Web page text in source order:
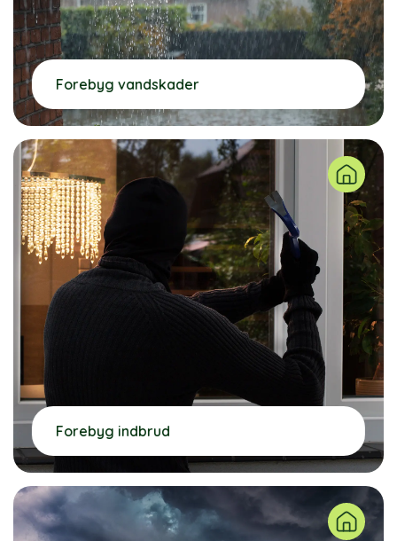
Forebyg vandskader
Forebyg indbrud